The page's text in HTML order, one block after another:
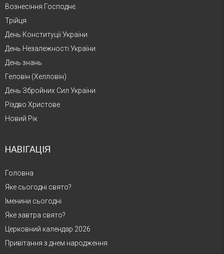
Вознесіння Господнє
Трійця
День Конституції України
День Незалежності України
День знань
Геловін (Хелловін)
День Збройних Сил України
Різдво Христове
Новий Рік
НАВІГАЦІЯ
Головна
Яке сьогодні свято?
Іменини сьогодні
Яке завтра свято?
Церковний календар 2026
Привітання з днем народження